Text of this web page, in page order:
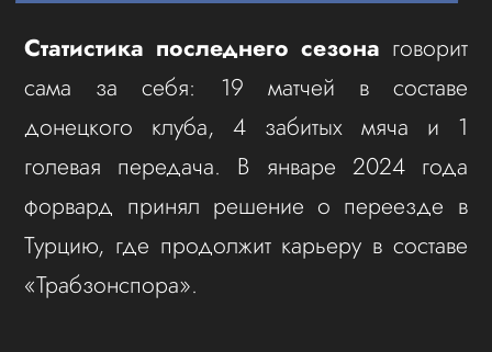
Статистика последнего сезона говорит
сама за себя: 19 матчей в составе
донецкого клуба, 4 забитых мяча и 1
голевая передача. В январе 2024 года
форвард принял решение о переезде в
Турцию, где продолжит карьеру в составе
«Трабзонспора».